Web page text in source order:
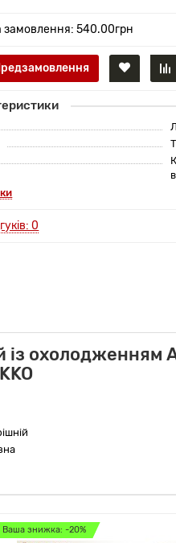
замовлення: 540.00грн
0
із
Ваша знижка: -20%